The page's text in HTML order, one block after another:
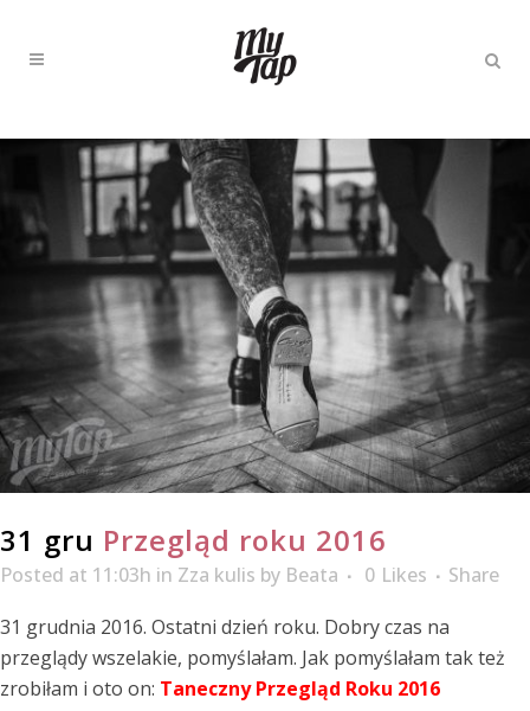
31 gru Przegląd roku 2016
Posted at 11:03h in Zza kulis by Beata 0 Likes
Share
31 grudnia 2016. Ostatni dzień roku. Dobry czas na
przeglądy wszelakie, pomyślałam. Jak pomyślałam tak też
zrobiłam i oto on: Taneczny Przegląd Roku 2016